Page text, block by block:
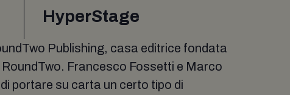
HyperStage
Publishing, casa editrice fondata
Francesco Fossetti e Marco
portare su carta un certo tipo di